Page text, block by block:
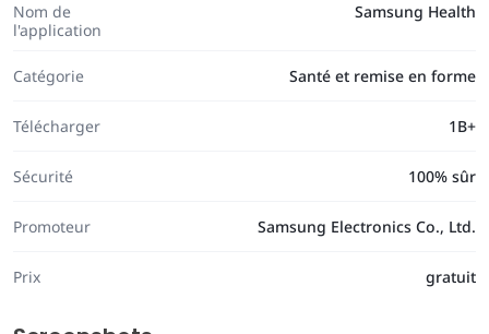
Nom de
l'application
Samsung Health
Catégorie Santé et remise en forme
Télécharger 1B+
Sécurité 100% sûr
Promoteur Samsung Electronics Co., Ltd.
Prix gratuit